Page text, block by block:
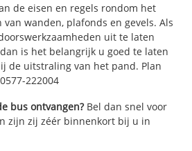
de eisen en regels rondom het
wanden, plafonds en gevels. Als
uit te laten
is het belangrijk u goed te laten
de uitstraling van het pand. Plan
222004
bus ontvangen?Bel dan snel voor
zijn zij zéér binnenkort bij u in